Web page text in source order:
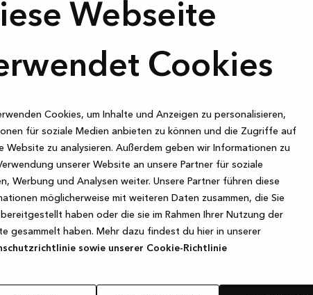
Webseite
Cookies
Cookies, um Inhalte und Anzeigen zu personalisieren,
für soziale Medien anbieten zu können und die Zugriffe auf
Website zu analysieren. Außerdem geben wir Informationen zu
unserer Website an unsere Partner für soziale
Werbung und Analysen weiter. Unsere Partner führen diese
möglicherweise mit weiteren Daten zusammen, die Sie
haben oder die sie im Rahmen Ihrer Nutzung der
gesammelt haben. Mehr dazu findest du hier in unserer
sowie unserer Cookie-Richtlinie
has occurred while loadingwww.kvik.de (see the